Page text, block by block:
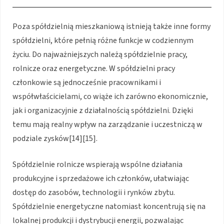
Poza spółdzielnią mieszkaniową istnieją także inne formy
spółdzielni, które pełnią różne funkcje w codziennym
życiu. Do najważniejszych należą spółdzielnie pracy,
rolnicze oraz energetyczne. W spółdzielni pracy
członkowie są jednocześnie pracownikami i
współwłaścicielami, co wiąże ich zarówno ekonomicznie,
jak i organizacyjnie z działalnością spółdzielni. Dzięki
temu mają realny wpływ na zarządzanie i uczestniczą w
podziale zysków[14][15].
Spółdzielnie rolnicze wspierają wspólne działania
produkcyjne i sprzedażowe ich członków, ułatwiając
dostęp do zasobów, technologii i rynków zbytu.
Spółdzielnie energetyczne natomiast koncentrują się na
lokalnej produkcji i dystrybucji energii, pozwalając